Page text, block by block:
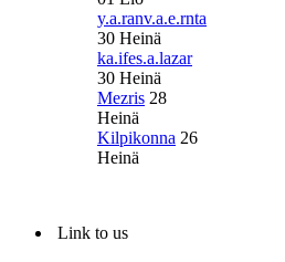
y.a.ranv.a.e.rnta
30 Heinä
ka.ifes.a.lazar
30 Heinä
Mezris 28
Heinä
Kilpikonna 26
Heinä
Link to us